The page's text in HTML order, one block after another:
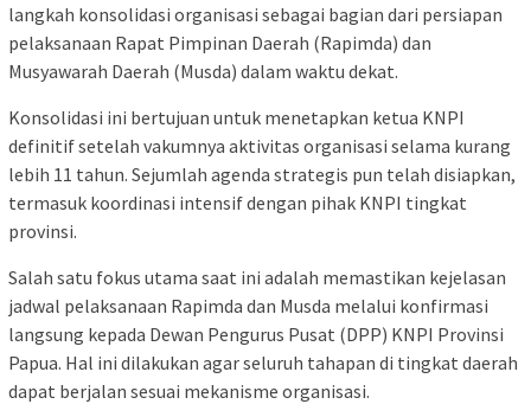
langkah konsolidasi organisasi sebagai bagian dari persiapan
pelaksanaan Rapat Pimpinan Daerah (Rapimda) dan
Musyawarah Daerah (Musda) dalam waktu dekat.
Konsolidasi ini bertujuan untuk menetapkan ketua KNPI
definitif setelah vakumnya aktivitas organisasi selama kurang
lebih 11 tahun. Sejumlah agenda strategis pun telah disiapkan,
termasuk koordinasi intensif dengan pihak KNPI tingkat
provinsi.
Salah satu fokus utama saat ini adalah memastikan kejelasan
jadwal pelaksanaan Rapimda dan Musda melalui konfirmasi
langsung kepada Dewan Pengurus Pusat (DPP) KNPI Provinsi
Papua. Hal ini dilakukan agar seluruh tahapan di tingkat daerah
dapat berjalan sesuai mekanisme organisasi.